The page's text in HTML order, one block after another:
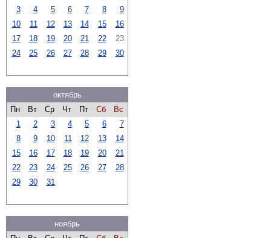
3
4 5 6 7 8
9
10
11 12 13 14 15
16
17
18 19 20 21 22
23
24
25 26 27 28 29 30
октябрь
Пн
Вт Ср Чт Пт Сб
Вс
1
2 3 4 5 6
7
8
9 10 11 12 13
14
15
16 17 18 19 20
21
22
23 24 25 26 27
28
29
30 31
ноябрь